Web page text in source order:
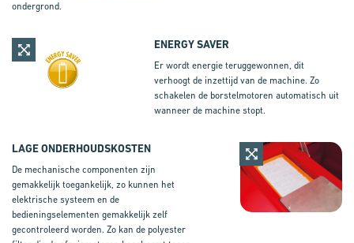
ondergrond.
ENERGY SAVER
Er wordt energie teruggewonnen, dit
verhoogt de inzettijd van de machine. Zo
schakelen de borstelmotoren automatisch uit
wanneer de machine stopt.
LAGE ONDERHOUDSKOSTEN
De mechanische componenten zijn
gemakkelijk toegankelijk, zo kunnen het
elektrische systeem en de
bedieningselementen gemakkelijk zelf
gecontroleerd worden. Zo kan de polyester